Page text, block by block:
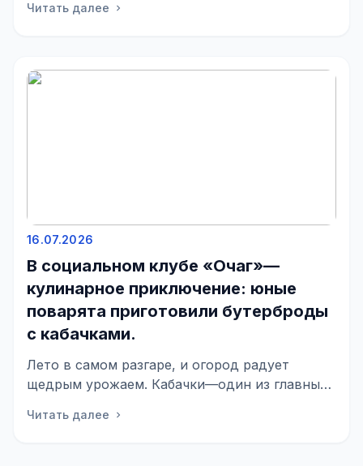
одном из зна...
Читать далее chevron_right
16.07.2026
В социальном клубе «Очаг»—
кулинарное приключение: юные
поварята приготовили бутерброды
с кабачками.
Лето в самом разгаре, и огород радует
щедрым урожаем. Кабачки—один из главных
полезные, богаты вита...
Читать далее chevron_right